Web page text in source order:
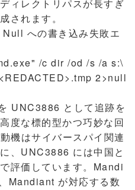
ィレクトリパスが長すぎ
されます。
への書き込み失敗エ
/c dir /od /s /a s:\
2>null
UNC3886 として追跡を
度な標的型かつ巧妙な回
機はサイバースパイ関連
、UNC3886 には中国と
評価しています。Mandi
Mandiant が対応する数